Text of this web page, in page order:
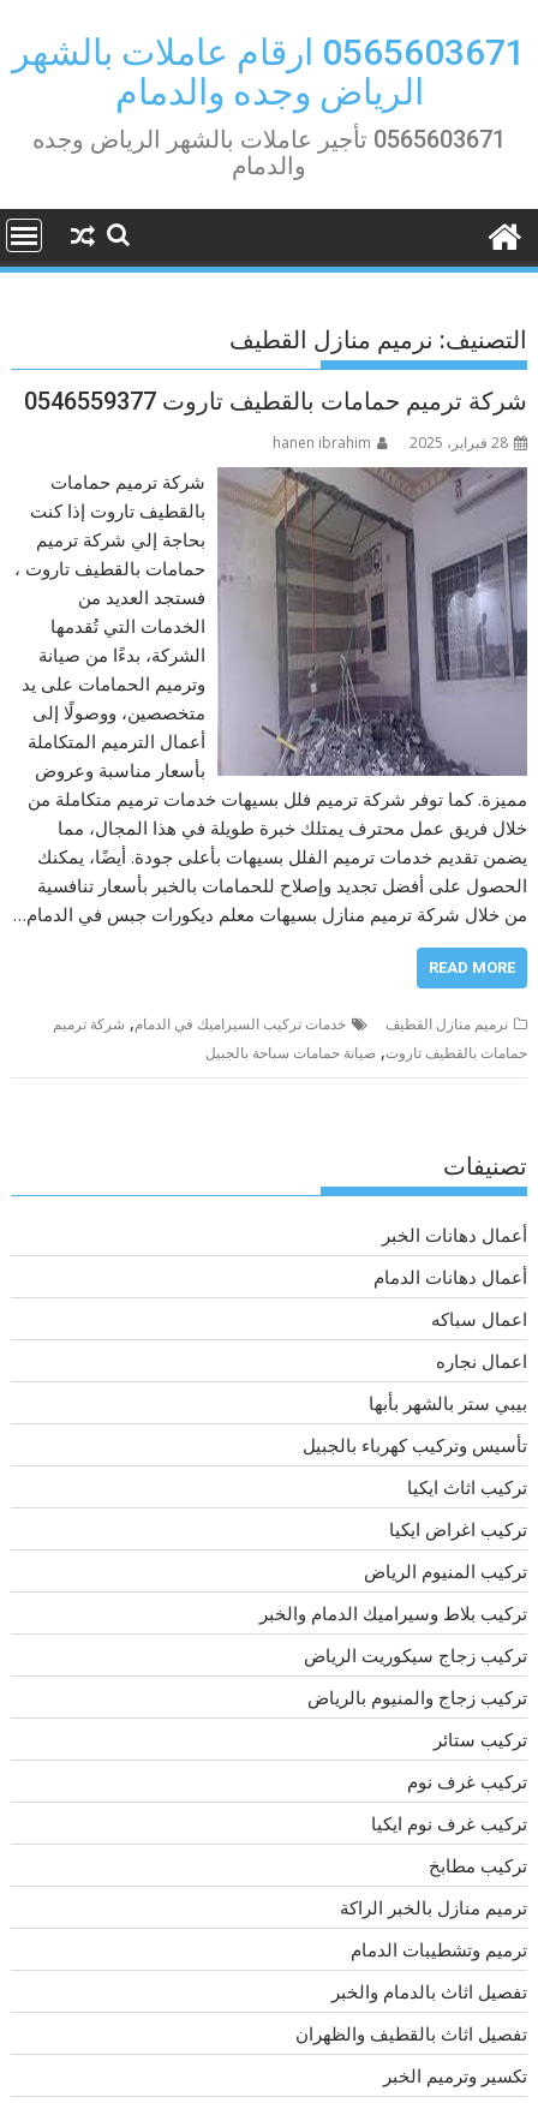
content
0565603671 ارقام عاملات بالشهر
الرياض وجده والدمام
0565603671 تأجير عاملات بالشهر الرياض وجده
والدمام
التصنيف: نرميم منازل القطيف
شركة ترميم حمامات بالقطيف تاروت 0546559377
28 فبراير، 2025 hanen ibrahim
شركة ترميم حمامات
بالقطيف تاروت إذا كنت
بحاجة إلي شركة ترميم
حمامات بالقطيف تاروت ،
فستجد العديد من
الخدمات التي تُقدمها
الشركة، بدءًا من صيانة
وترميم الحمامات على يد
متخصصين، ووصولًا إلى
أعمال الترميم المتكاملة
بأسعار مناسبة وعروض
مميزة. كما توفر شركة ترميم فلل بسيهات خدمات ترميم متكاملة من
خلال فريق عمل محترف يمتلك خبرة طويلة في هذا المجال، مما
يضمن تقديم خدمات ترميم الفلل بسيهات بأعلى جودة. أيضًا، يمكنك
الحصول على أفضل تجديد وإصلاح للحمامات بالخبر بأسعار تنافسية
من خلال شركة ترميم منازل بسيهات معلم ديكورات جبس في الدمام…
READ MORE
نرميم منازل القطيف خدمات تركيب السيراميك في الدمام, شركة ترميم
حمامات بالقطيف تاروت,صيانة حمامات سباحة بالجبيل
تصنيفات
أعمال دهانات الخبر
أعمال دهانات الدمام
اعمال سباكه
اعمال نجاره
بيبي ستر بالشهر بأبها
تأسيس وتركيب كهرباء بالجبيل
تركيب اثاث ايكيا
تركيب اغراض ايكيا
تركيب المنيوم الرياض
تركيب بلاط وسيراميك الدمام والخبر
تركيب زجاج سيكوريت الرياض
تركيب زجاج والمنيوم بالرياض
تركيب ستائر
تركيب غرف نوم
تركيب غرف نوم ايكيا
تركيب مطابخ
ترميم منازل بالخبر الراكة
ترميم وتشطيبات الدمام
تفصيل اثاث بالدمام والخبر
تفصيل اثاث بالقطيف والظهران
تكسير وترميم الخبر